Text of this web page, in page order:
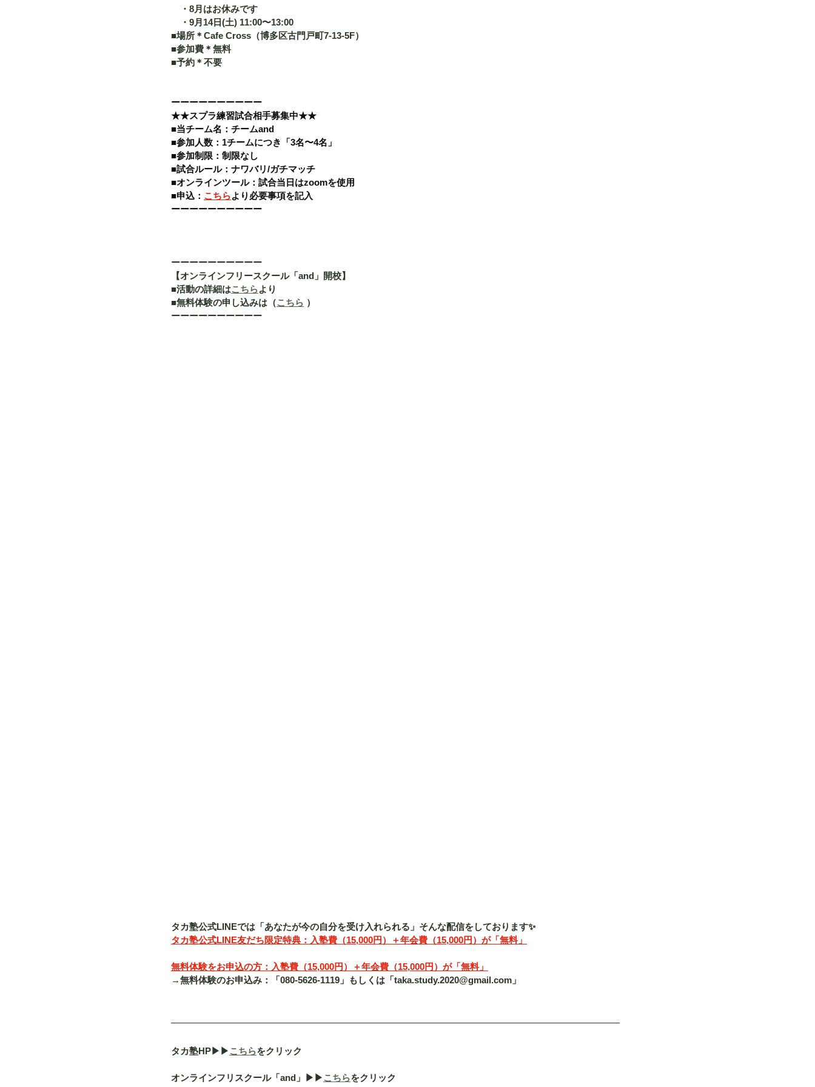
・8月はお休みです
・9月14日(土) 11:00〜13:00
■場所＊Cafe Cross（博多区古門戸町7-13-5F）
■参加費＊無料
■予約＊不要
ーーーーーーーーーー
★★スプラ練習試合相手募集中★★
■当チーム名：チームand
■参加人数：1チームにつき「3名〜4名」
■参加制限：制限なし
■試合ルール：ナワバリ/ガチマッチ
■オンラインツール：試合当日はzoomを使用
■申込： こちらより必要事項を記入
ーーーーーーーーーー
ーーーーーーーーーー
【オンラインフリースクール「and」開校】
■活動の詳細はこちらより
■無料体験の申し込みは（こちら ）
ーーーーーーーーーー
タカ塾公式LINEでは「あなたが今の自分を受け入れられる」そんな配信をしております✨
タカ塾公式LINE友だち限定特典：入塾費（15,000円）＋年会費（15,000円）が「無料」
無料体験をお申込の方：入塾費（15,000円）＋年会費（15,000円）が「無料」
→無料体験のお申込み：「080-5626-1119」もしくは「taka.study.2020@gmail.com」
タカ塾HP▶︎▶︎こちらをクリック
オンラインフリスクール「and」▶︎▶︎こちらをクリック